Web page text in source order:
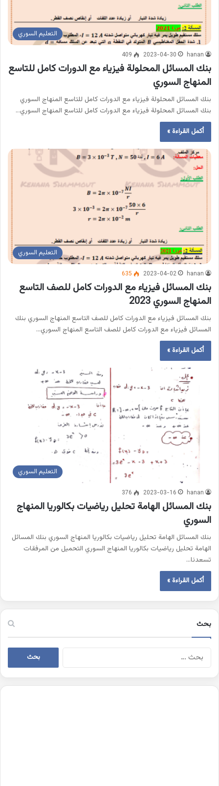
التعليم السوري
hanan
2023-04-30
409
بنك المسائل المحلولة فيزياء مع الدورات كامل للتاسع
المنهاج السوري
بنك المسائل المحلولة فيزياء مع الدورات كامل للتاسع المنهاج السوري
بنك المسائل المحلولة فيزياء مع الدورات كامل للتاسع المنهاج السوري…
أكمل القراءة »
التعليم السوري
hanan
2023-04-02
635
بنك المسائل فيزياء مع الدورات كامل للصف التاسع
المنهاج السوري 2023
بنك المسائل فيزياء مع الدورات كامل للصف التاسع المنهاج السوري بنك
المسائل فيزياء مع الدورات كامل للصف التاسع المنهاج السوري…
أكمل القراءة »
التعليم السوري
hanan
2023-03-16
376
بنك المسائل الهامة تحليل رياضيات بكالوريا المنهاج
السوري
بنك المسائل الهامة تحليل رياضيات بكالوريا المنهاج السوري بنك المسائل
الهامة تحليل رياضيات بكالوريا المنهاج السوري التحميل من المرفقات
تسعدنا…
أكمل القراءة »
بحث
البحث